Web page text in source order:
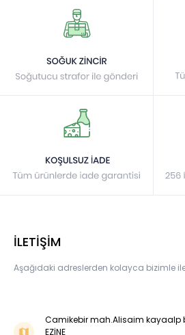
İLETİŞİM
Aşağıdaki adreslerden kolayca bizimle
Camikebir mah.Alisaim kayaalp
EZİNE